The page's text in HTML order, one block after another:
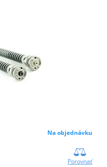
Na objednávku
Porovnať